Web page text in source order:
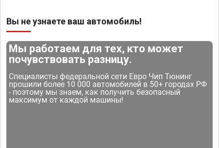
Вы не узнаете ваш автомобиль!
Мы работаем для тех, кто может
почувствовать разницу.
Специалисты федеральной сети Евро Чип Тюнинг
прошили более 10 000 автомобилей в 50+ городах РФ
- поэтому мы знаем, как получить безопасный
максимум от каждой машины!